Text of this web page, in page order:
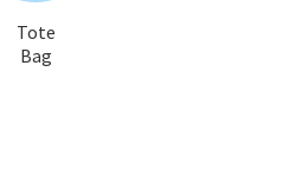
Tote
Bag